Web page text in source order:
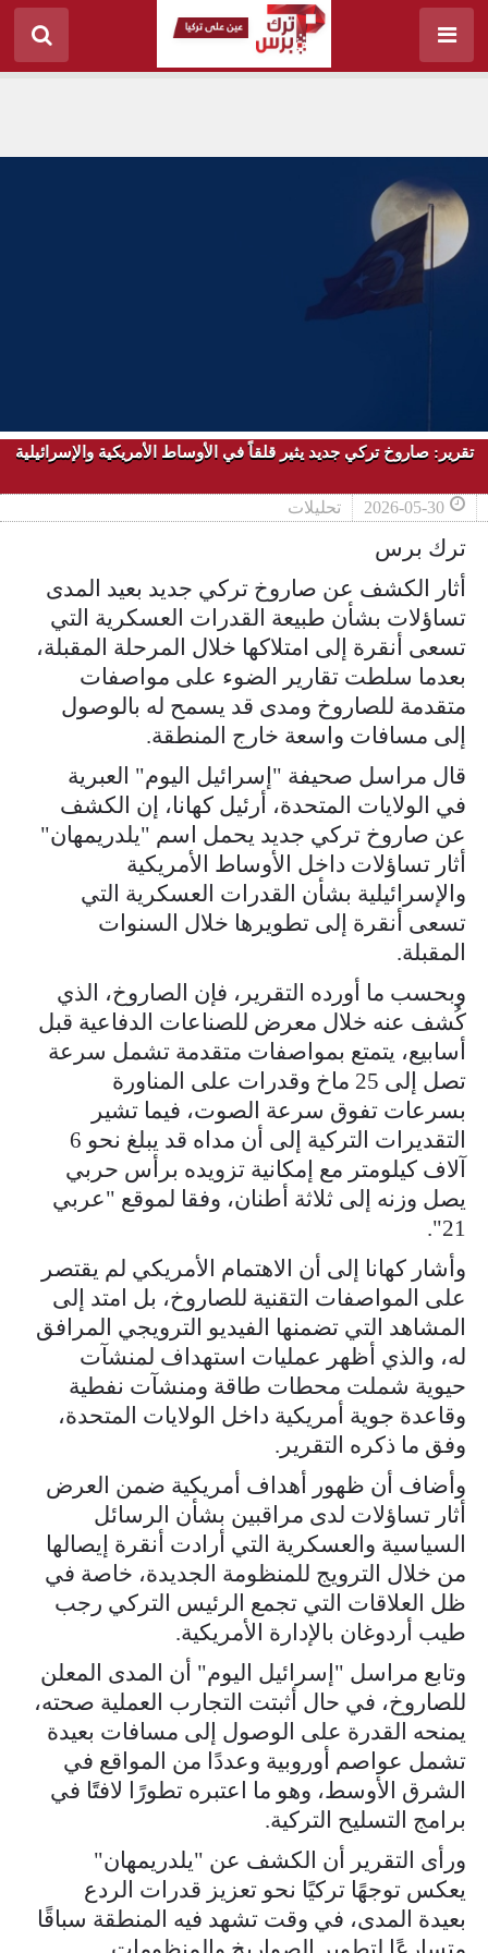
تقرير: صاروخ تركي جديد يثير قلقاً في الأوساط الأمريكية والإسرائيلية
2026-05-30 تحليلات
ترك برس
أثار الكشف عن صاروخ تركي جديد بعيد المدى
تساؤلات بشأن طبيعة القدرات العسكرية التي
تسعى أنقرة إلى امتلاكها خلال المرحلة المقبلة،
بعدما سلطت تقارير الضوء على مواصفات
متقدمة للصاروخ ومدى قد يسمح له بالوصول
إلى مسافات واسعة خارج المنطقة.
قال مراسل صحيفة "إسرائيل اليوم" العبرية
في الولايات المتحدة، أرئيل كهانا، إن الكشف
عن صاروخ تركي جديد يحمل اسم "يلدريمهان"
أثار تساؤلات داخل الأوساط الأمريكية
والإسرائيلية بشأن القدرات العسكرية التي
تسعى أنقرة إلى تطويرها خلال السنوات
المقبلة.
وبحسب ما أورده التقرير، فإن الصاروخ، الذي
كُشف عنه خلال معرض للصناعات الدفاعية قبل
أسابيع، يتمتع بمواصفات متقدمة تشمل سرعة
تصل إلى 25 ماخ وقدرات على المناورة
بسرعات تفوق سرعة الصوت، فيما تشير
التقديرات التركية إلى أن مداه قد يبلغ نحو 6
آلاف كيلومتر مع إمكانية تزويده برأس حربي
يصل وزنه إلى ثلاثة أطنان، وفقا لموقع "عربي
21".
وأشار كهانا إلى أن الاهتمام الأمريكي لم يقتصر
على المواصفات التقنية للصاروخ، بل امتد إلى
المشاهد التي تضمنها الفيديو الترويجي المرافق
له، والذي أظهر عمليات استهداف لمنشآت
حيوية شملت محطات طاقة ومنشآت نفطية
وقاعدة جوية أمريكية داخل الولايات المتحدة،
وفق ما ذكره التقرير.
وأضاف أن ظهور أهداف أمريكية ضمن العرض
أثار تساؤلات لدى مراقبين بشأن الرسائل
السياسية والعسكرية التي أرادت أنقرة إيصالها
من خلال الترويج للمنظومة الجديدة، خاصة في
ظل العلاقات التي تجمع الرئيس التركي رجب
طيب أردوغان بالإدارة الأمريكية.
وتابع مراسل "إسرائيل اليوم" أن المدى المعلن
للصاروخ، في حال أثبتت التجارب العملية صحته،
يمنحه القدرة على الوصول إلى مسافات بعيدة
تشمل عواصم أوروبية وعددًا من المواقع في
الشرق الأوسط، وهو ما اعتبره تطورًا لافتًا في
برامج التسليح التركية.
ورأى التقرير أن الكشف عن "يلدريمهان"
يعكس توجهًا تركيًا نحو تعزيز قدرات الردع
بعيدة المدى، في وقت تشهد فيه المنطقة سباقًا
متسارعًا لتطوير الصواريخ والمنظومات